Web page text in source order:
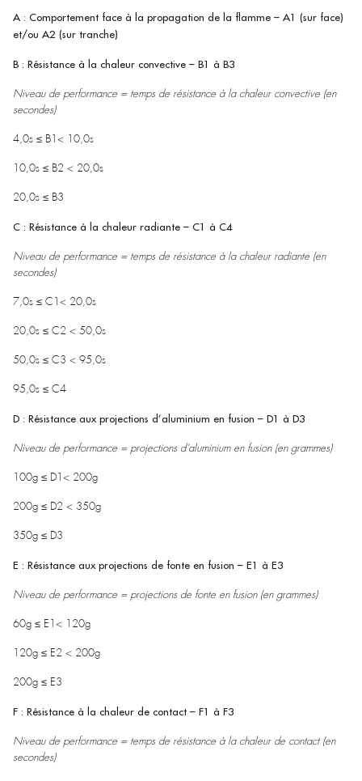
A : Comportement face à la propagation de la flamme – A1 (sur face)
et/ou A2 (sur tranche)
B : Résistance à la chaleur convective – B1 à B3
Niveau de performance = temps de résistance à la chaleur convective (en
secondes)
4,0s ≤ B1< 10,0s
10,0s ≤ B2 < 20,0s
20,0s ≤ B3
C : Résistance à la chaleur radiante – C1 à C4
Niveau de performance = temps de résistance à la chaleur radiante (en
secondes)
7,0s ≤ C1< 20,0s
20,0s ≤ C2 < 50,0s
50,0s ≤ C3 < 95,0s
95,0s ≤ C4
D : Résistance aux projections d’aluminium en fusion – D1 à D3
Niveau de performance = projections d’aluminium en fusion (en grammes)
100g ≤ D1< 200g
200g ≤ D2 < 350g
350g ≤ D3
E : Résistance aux projections de fonte en fusion – E1 à E3
Niveau de performance = projections de fonte en fusion (en grammes)
60g ≤ E1< 120g
120g ≤ E2 < 200g
200g ≤ E3
F : Résistance à la chaleur de contact – F1 à F3
Niveau de performance = temps de résistance à la chaleur de contact (en
secondes)